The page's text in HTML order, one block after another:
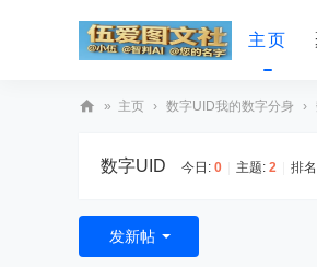
主页
» 主页 › 数字UID我的数字分身 ›
数字UID 今日: 0 主题: 2 排
发新帖